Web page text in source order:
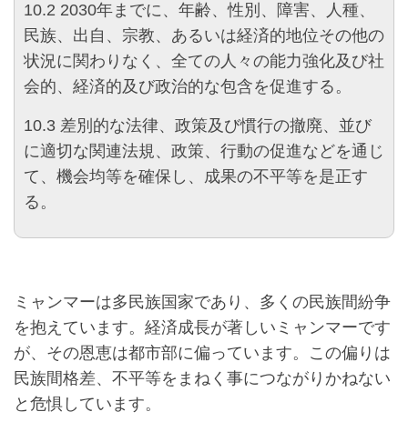
10.2 2030年までに、年齢、性別、障害、人種、
民族、出自、宗教、あるいは経済的地位その他の
状況に関わりなく、全ての人々の能力強化及び社
会的、経済的及び政治的な包含を促進する。
10.3 差別的な法律、政策及び慣行の撤廃、並び
に適切な関連法規、政策、行動の促進などを通じ
て、機会均等を確保し、成果の不平等を是正す
る。
ミャンマーは多民族国家であり、多くの民族間紛争
を抱えています。経済成長が著しいミャンマーです
が、その恩恵は都市部に偏っています。この偏りは
民族間格差、不平等をまねく事につながりかねない
と危惧しています。